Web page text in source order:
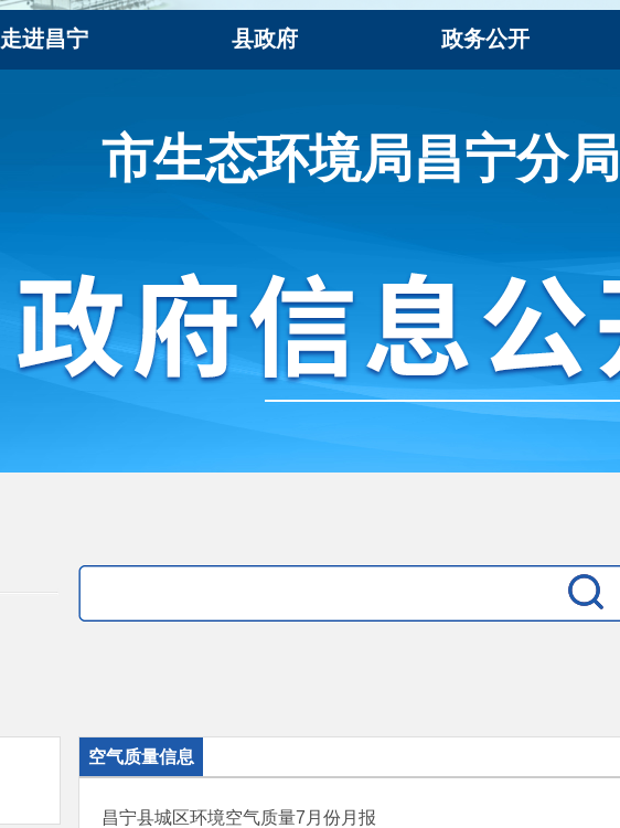
走进昌宁 县政府 政务公开
市生态环境局昌宁分局
空气质量信息
昌宁县城区环境空气质量7月份月报